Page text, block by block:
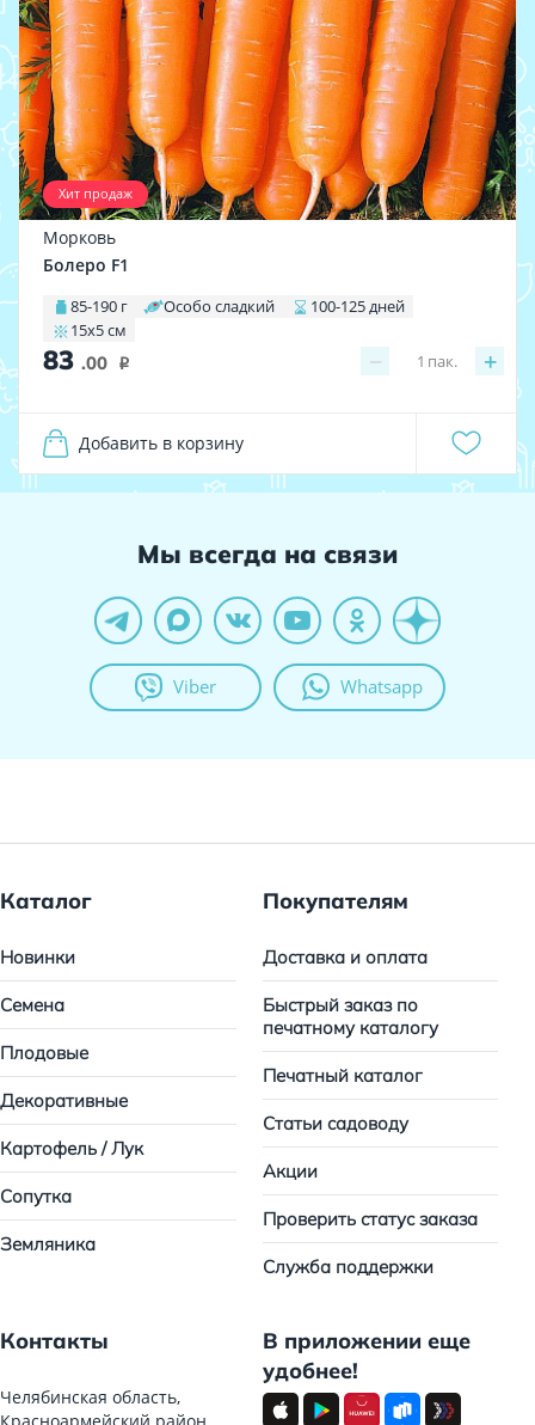
Хит продаж
Морковь
Болеро F1
85-190 г Особо сладкий
100-125 дней
15х5 см
83 .00 i − +
1 пак.
Добавить в корзину
Мы всегда на связи
Viber Whatsapp
Каталог
Новинки
Семена
Плодовые
Декоративные
Картофель / Лук
Сопутка
Земляника
Покупателям
Доставка и оплата
Быстрый заказ по
печатному каталогу
Печатный каталог
Статьи садоводу
Акции
Проверить статус заказа
Служба поддержки
Контакты
Челябинская область,
В приложении еще
удобнее!